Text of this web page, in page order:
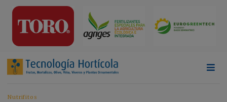
Nutrifitos